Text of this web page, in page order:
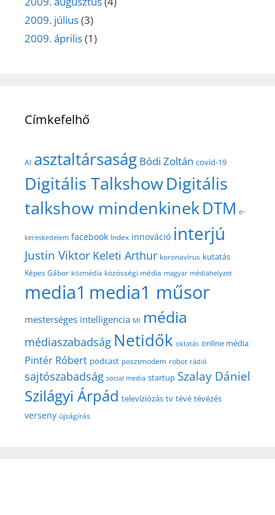
2009. július(3)
2009. április(1)
Címkefelhő
AI asztaltársaság Bódi Zoltán covid-19
Digitális TalkshowDigitális
talkshow mindenkinekDTM e-
kereskedelem facebook Index innováció interjú
Justin Viktor Keleti Arthur koronavírus kutatás
Képes Gábor közmédia közösségi média magyar médiahelyzet
media1 media1 műsor
mesterséges intelligencia MI média
médiaszabadság Netidők oktatás online média
Pintér Róbert podcast posztmodem robot rádió
sajtószabadság social media startup Szalay Dániel
Szilágyi Árpád televíziózás tv tévé tévézés
verseny újságírás